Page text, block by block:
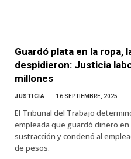
Guardó plata en la ropa,
despidieron: Justicia
millones
JUSTICIA 16 SEPTIEMBRE, 2025
El Tribunal del Trabajo
empleada que guardó dinero
sustracción y condenó al
de pesos.